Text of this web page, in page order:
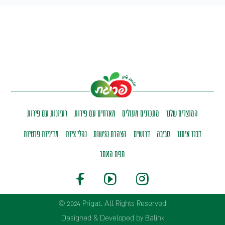
המוצרים שלנו מתכונים מעולים מארחים עם פירות
רעיונות עם פירות
דברו איתנו
סביבה דרושים הצהרת נגישות נהלי ציות
מדיניות פרטיות
מפת האתר
Designed & Developed by Balink
© 2024 Prigat. All Rights Reserved